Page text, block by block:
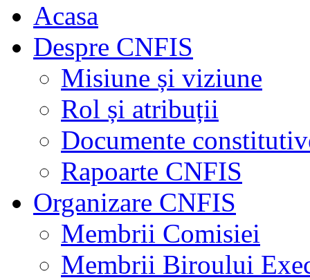
Acasa
Despre CNFIS
Misiune și viziune
Rol și atribuții
Documente
Rapoarte CNFIS
Organizare CNFIS
Membrii Comisiei
Membrii Biroului